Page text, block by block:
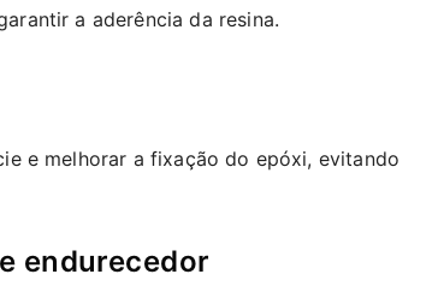
a aderência da resina.
e melhorar a fixação do epóxi, evitando
endurecedor